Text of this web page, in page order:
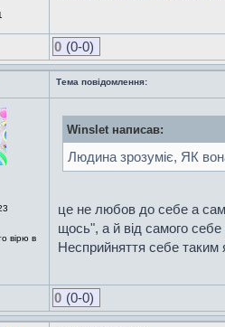
0 (0-0)
Тема повідомлення:
вірю в
Winslet написав:
Людина зрозуміє, ЯК
це не любов до себе а
щось", а й від самого себе
Несприйняття себе таким
0 (0-0)